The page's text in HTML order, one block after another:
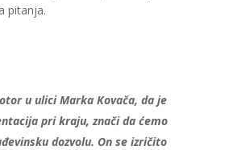
pitanja.
u ulici Marka Kovača, da je
pri kraju, znači da ćemo
dozvolu. On se izričito